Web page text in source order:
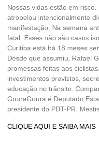
Nossas vidas estão em
atropelou intencionalmente
manifestação. Na semana
fatal. Esses não são casos
Curitiba está há 18 meses
Desde que assumiu, Rafael
promessas feitas aos
investimentos previstos,
educação no trânsito.
GouraGoura é Deputado
presidente do PDT-PR.
CLIQUE AQUI E SAIBA MAIS